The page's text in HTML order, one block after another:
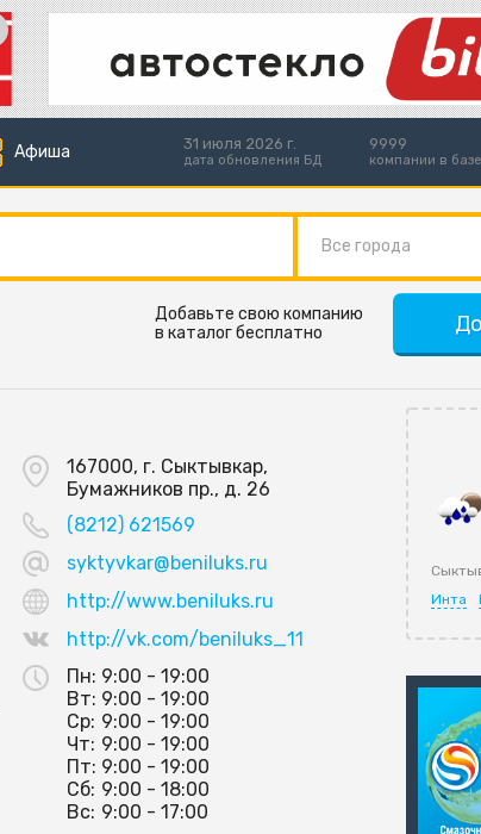
Афиша 31 июля 2026 г.
дата обновления БД
9999
компании в базе
Все города
Добавьте свою компанию
в каталог бесплатно
167000, г. Сыктывкар,
Бумажников пр., д. 26
(8212) 621569
syktyvkar@beniluks.ru
http://www.beniluks.ru
http://vk.com/beniluks_11
Пн: 9:00 - 19:00
Вт: 9:00 - 19:00
Ср: 9:00 - 19:00
Чт: 9:00 - 19:00
Пт: 9:00 - 19:00
Сб: 9:00 - 18:00
Вс: 9:00 - 17:00
Инта